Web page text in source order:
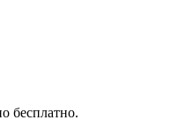
бесплатно.